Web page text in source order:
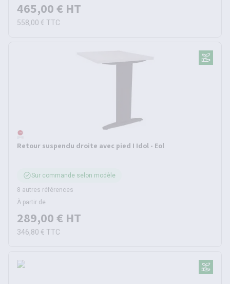
465,00 € HT
558,00 € TTC
Retour suspendu droite avec pied I Idol - Eol
Sur commande selon modèle
8 autres références
À partir de
289,00 € HT
346,80 € TTC